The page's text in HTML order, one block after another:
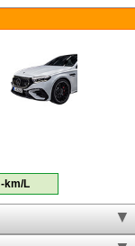
-km/L